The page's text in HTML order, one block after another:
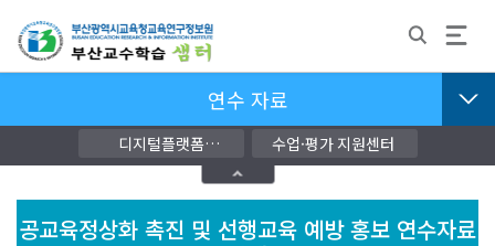
연수 자료
디지털플랫폼
교단지원자료
수업·평가 지원센터
공교육정상화 촉진 및 선행교육 예방 홍보 연수자료